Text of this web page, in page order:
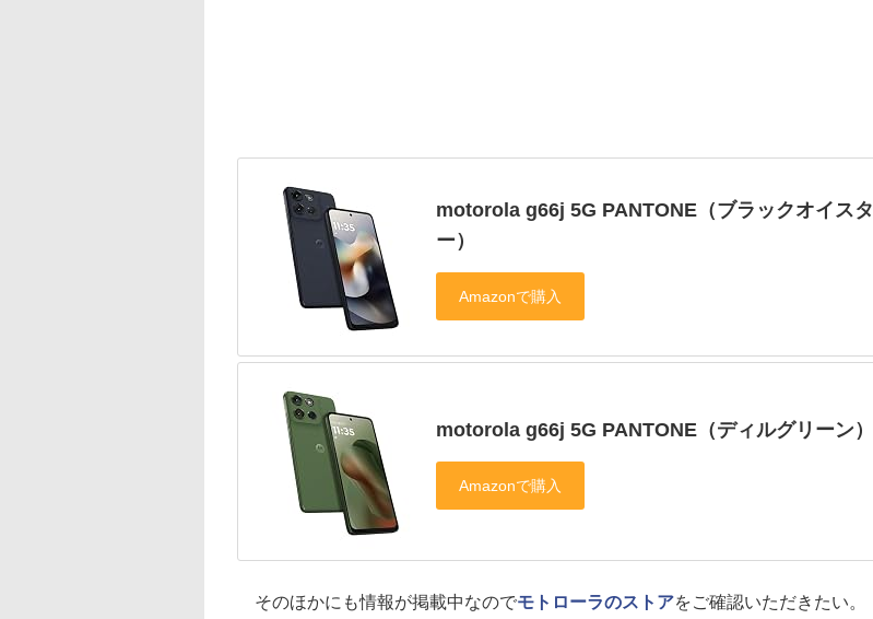
motorola g66j 5G PANTONE（ブラックオイスタ
ー）
motorola g66j 5G PANTONE（ディルグリーン）
そのほかにも情報が掲載中なのでモトローラのストアをご確認いただきたい。